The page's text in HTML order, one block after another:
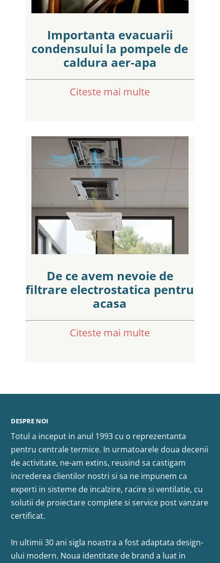
Importanta evacuarii
condensului la pompele de
caldura aer-apa
Citeste mai multe
De ce avem nevoie de
filtrare electrostatica pentru
acasa
Citeste mai multe
DESPRE NOI
Totul a inceput in anul 1993 cu o reprezentanta
pentru centrale termice. In urmatoarele doua decenii
de activitate, ne-am extins, reusind sa castigam
increderea clientilor nostri si sa ne impunem ca
experti in sisteme de incalzire, racire si ventilatie, cu
solutii de proiectare complete si service post vanzare
certificat.
In ultimii 30 ani sigla noastra a fost adaptata design-
ului modern. Noua identitate de brand a luat in